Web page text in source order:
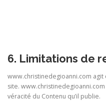
6. Limitations de
www.christinedegioanni.com agit
site.
véracité du Contenu qu’il publie.